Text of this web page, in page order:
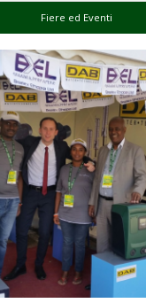
Fiere ed Eventi